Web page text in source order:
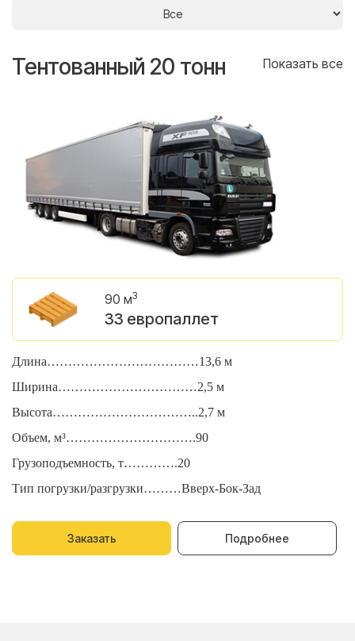
Тентованный 20 тонн Показать все
90 м3
33 европаллет
Длина………………………………13,6 м
Ширина……………………………2,5 м
Высота……………………………..2,7 м
Объем, м³………………………….90
Грузоподъемность, т………….20
Тип погрузки/разгрузки………Вверх-Бок-Зад
Заказать Подробнее